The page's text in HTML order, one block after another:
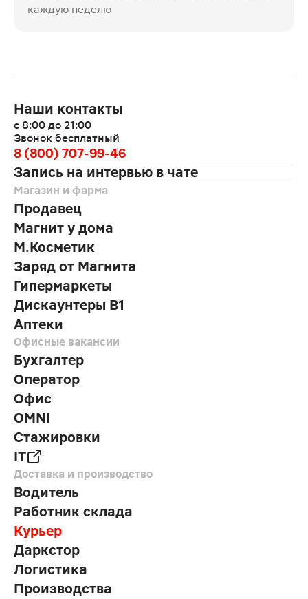
каждую неделю
Наши контакты
с 8:00 до 21:00
Звонок бесплатный
8 (800) 707-99-46
Запись на интервью в чате
Магазин и фарма
Продавец
Магнит у дома
М.Косметик
Заряд от Магнита
Гипермаркеты
Дискаунтеры В1
Аптеки
Офисные вакансии
Бухгалтер
Оператор
Офис
OMNI
Стажировки
IT
Доставка и производство
Водитель
Работник склада
Курьер
Даркстор
Логистика
Производства